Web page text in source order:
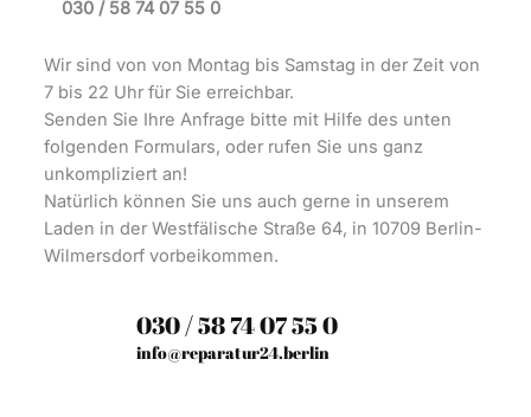
030 / 58 74 07 55 0
Wir sind von von Montag bis Samstag in der Zeit von
7 bis 22 Uhr für Sie erreichbar.
Senden Sie Ihre Anfrage bitte mit Hilfe des unten
folgenden Formulars, oder rufen Sie uns ganz
unkompliziert an!
Natürlich können Sie uns auch gerne in unserem
Laden in der Westfälische Straße 64, in 10709 Berlin-
Wilmersdorf vorbeikommen.
030 / 58 74 07 55 0
info@reparatur24.berlin